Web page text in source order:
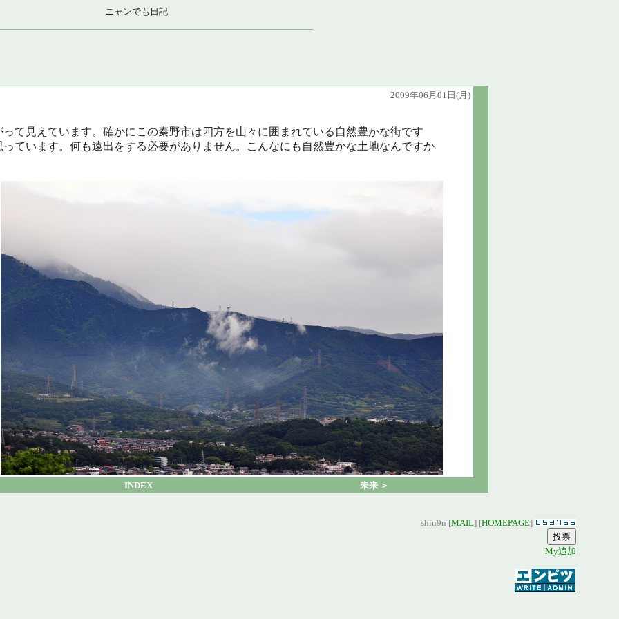
ニャンでも日記
2009年06月01日(月)
て見えています。確かにこの秦野市は四方を山々に囲まれている自然豊かな街です
ています。何も遠出をする必要がありません。こんなにも自然豊かな土地なんですか
INDEX 未来 ＞
shin9n [MAIL] [HOMEPAGE]
My追加